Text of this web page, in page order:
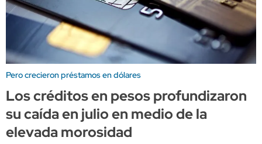
Pero crecieron préstamos en dólares
Los créditos en pesos profundizaron
su caída en julio en medio de la
elevada morosidad